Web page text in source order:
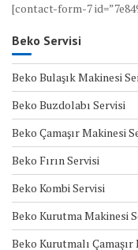
[contact-form-7
Beko Servisi
Beko Bulaşık Makinesi
Beko Buzdolabı Servisi
Beko Çamaşır Makinesi
Beko Fırın Servisi
Beko Kombi Servisi
Beko Kurutma Makinesi
Beko Kurutmalı